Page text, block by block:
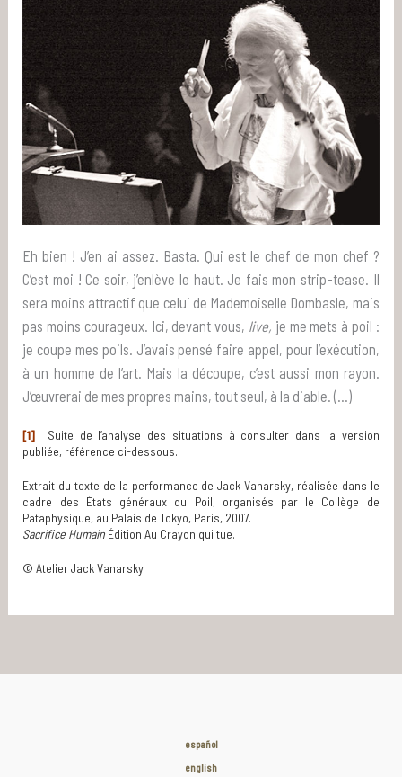
Eh bien ! J’en ai assez. Basta. Qui est le chef de mon chef ?
C’est moi ! Ce soir, j’enlève le haut. Je fais mon strip-tease. Il
sera moins attractif que celui de Mademoiselle Dombasle, mais
pas moins courageux. Ici, devant vous, live, je me mets à poil :
je coupe mes poils. J’avais pensé faire appel, pour l’exécution,
à un homme de l’art. Mais la découpe, c’est aussi mon rayon.
J’œuvrerai de mes propres mains, tout seul, à la diable. (…)
[1] Suite de l’analyse des situations à consulter dans la version
publiée, référence ci-dessous.
Extrait du texte de la performance de Jack Vanarsky, réalisée dans le
cadre des États généraux du Poil, organisés par le Collège de
Pataphysique, au Palais de Tokyo, Paris, 2007.
Sacrifice Humain Édition Au Crayon qui tue.
© Atelier Jack Vanarsky
español
english